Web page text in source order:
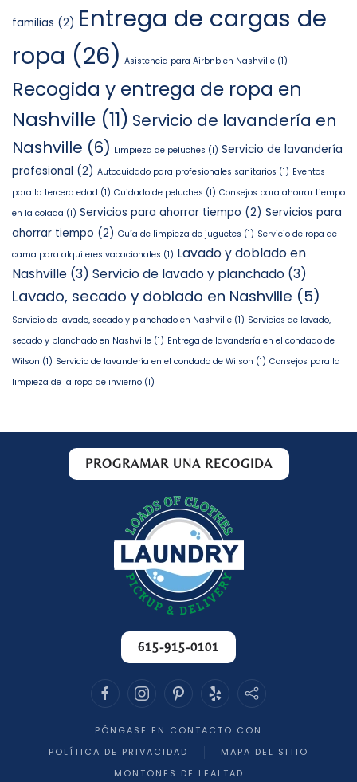
familias (2) Entrega de cargas de
ropa (26) Asistencia para Airbnb en Nashville (1)
Recogida y entrega de ropa en
Nashville (11) Servicio de lavandería en
Nashville (6) Limpieza de peluches (1) Servicio de lavandería
profesional (2) Autocuidado para profesionales sanitarios (1) Eventos
para la tercera edad (1) Cuidado de peluches (1) Consejos para ahorrar tiempo
en la colada (1) Servicios para ahorrar tiempo (2) Servicios para
ahorrar tiempo (2) Guía de limpieza de juguetes (1) Servicio de ropa de
cama para alquileres vacacionales (1) Lavado y doblado en
Nashville (3) Servicio de lavado y planchado (3)
Lavado, secado y doblado en Nashville (5)
Servicio de lavado, secado y planchado en Nashville (1) Servicios de lavado,
secado y planchado en Nashville (1) Entrega de lavandería en el condado de
Wilson (1) Servicio de lavandería en el condado de Wilson (1) Consejos para la
limpieza de la ropa de invierno (1)
PROGRAMAR UNA RECOGIDA
615-915-0101
PÓNGASE EN CONTACTO CON
POLÍTICA DE PRIVACIDAD
MAPA DEL SITIO
MONTONES DE LEALTAD